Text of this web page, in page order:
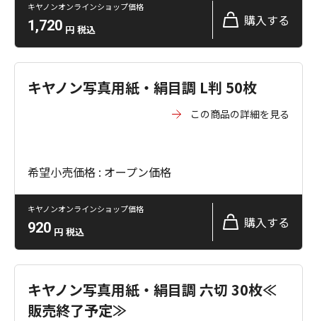
キヤノンオンラインショップ価格
1,720 円 税込
購入する
キヤノン写真用紙・絹目調 L判 50枚
この商品の詳細を見る
希望小売価格 : オープン価格
キヤノンオンラインショップ価格
920 円 税込
購入する
キヤノン写真用紙・絹目調 六切 30枚≪
販売終了予定≫